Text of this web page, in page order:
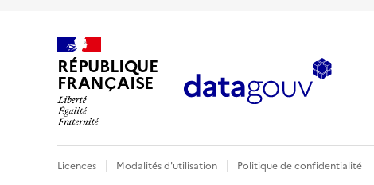
RÉPUBLIQUE
FRANÇAISE
Licences Modalités d'utilisation Politique de confidentialité